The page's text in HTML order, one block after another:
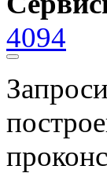
4094